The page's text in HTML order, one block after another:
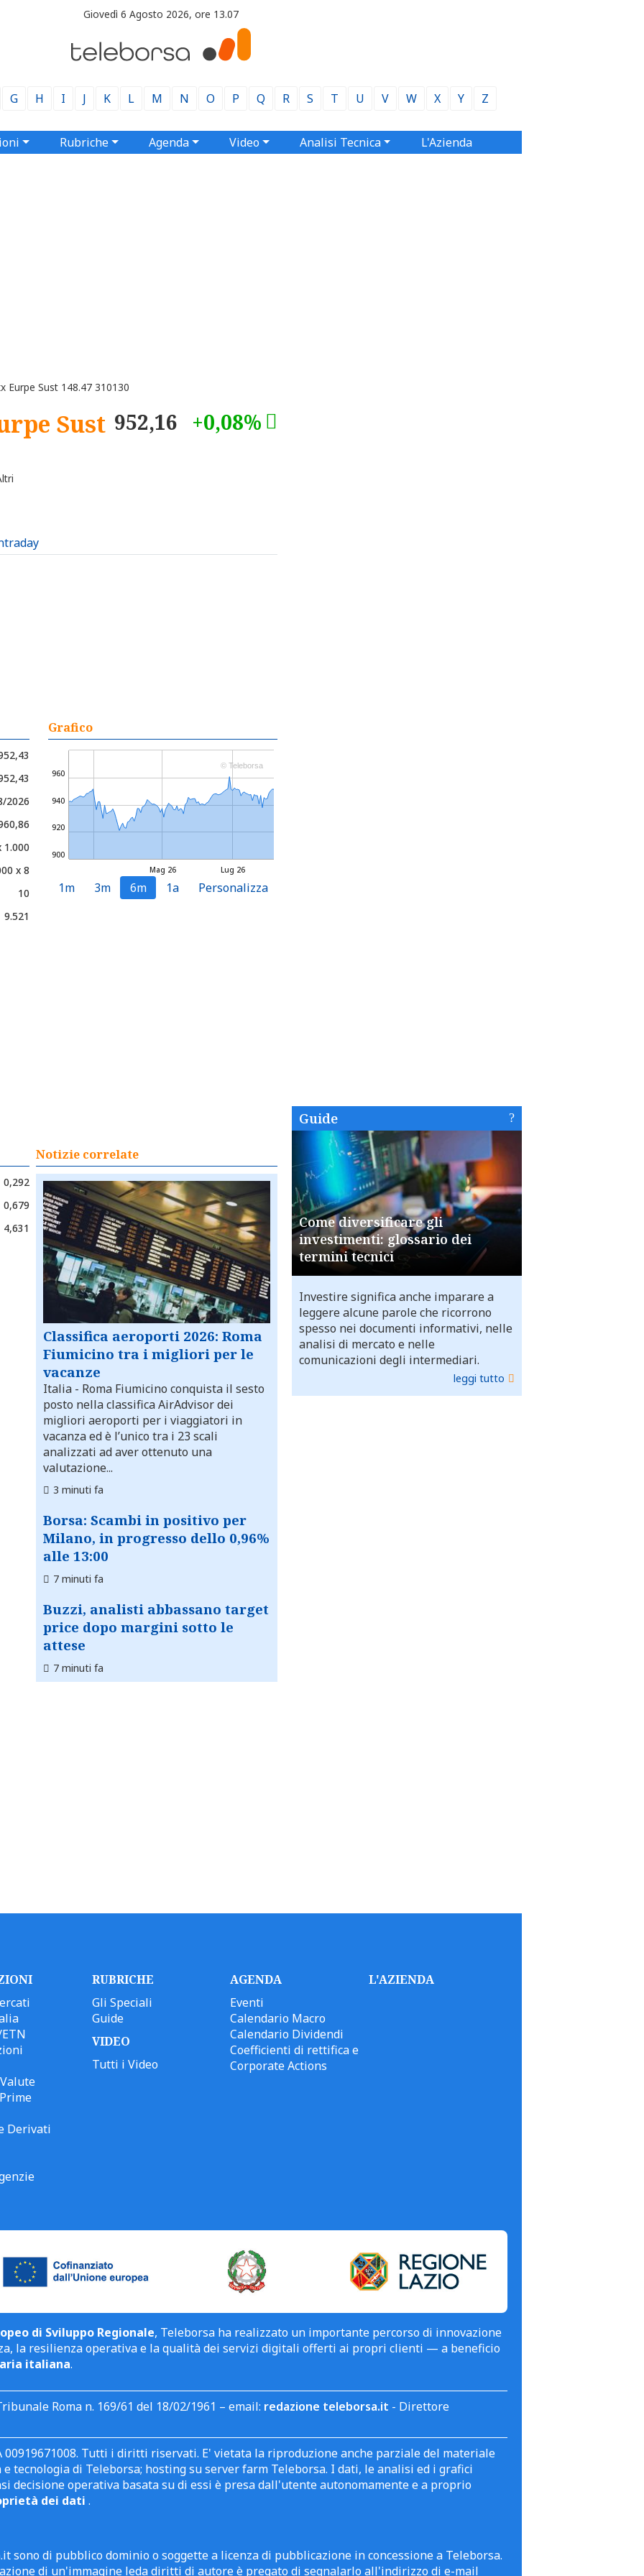
Giovedì 6 Agosto 2026, ore 13.07
G H I J K L M N O P Q R S T U V W X Y Z
Rubriche Agenda Video Analisi Tecnica L'Azienda
Eurpe Sust 148.47 310130
Sust 952,16 +0,08%
2026
1.000
x 8
10
9.521
Grafico
Lug 26
Mag 26
900
920
940
960
© Teleborsa
1m 3m 6m 1a Personalizza
0,292
0,679
4,631
Notizie correlate
Classifica aeroporti 2026: Roma
Fiumicino tra i migliori per le
vacanze
Italia - Roma Fiumicino conquista il sesto
posto nella classifica AirAdvisor dei
migliori aeroporti per i viaggiatori in
vacanza ed è l’unico tra i 23 scali
analizzati ad aver ottenuto una
valutazione...
3 minuti fa
Borsa: Scambi in positivo per
Milano, in progresso dello 0,96%
alle 13:00
7 minuti fa
Buzzi, analisti abbassano target
price dopo margini sotto le
attese
7 minuti fa
Guide
Come diversificare gli
investimenti: glossario dei
termini tecnici
Investire significa anche imparare a
leggere alcune parole che ricorrono
spesso nei documenti informativi, nelle
analisi di mercato e nelle
comunicazioni degli intermediari.
leggi tutto
Derivati
RUBRICHE
Gli Speciali
Guide
VIDEO
Tutti i Video
AGENDA
Eventi
Calendario Macro
Calendario Dividendi
Coefficienti di rettifica e
Corporate Actions
L'AZIENDA
di Sviluppo Regionale, Teleborsa ha realizzato un importante percorso di innovazione
la resilienza operativa e la qualità dei servizi digitali offerti ai propri clienti — a beneficio
italiana.
Roma n. 169/61 del 18/02/1961 – email: redazione teleborsa.it - Direttore
00919671008. Tutti i diritti riservati. E' vietata la riproduzione anche parziale del materiale
tecnologia di Teleborsa; hosting su server farm Teleborsa. I dati, le analisi ed i grafici
decisione operativa basata su di essi è presa dall'utente autonomamente e a proprio
dei dati .
sono di pubblico dominio o soggette a licenza di pubblicazione in concessione a Teleborsa.
di un'immagine leda diritti di autore è pregato di segnalarlo all'indirizzo di e-mail